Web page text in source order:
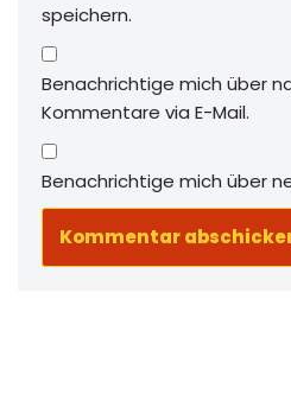
speichern.
Benachrichtige mich über
Kommentare via E-Mail.
Benachrichtige mich über